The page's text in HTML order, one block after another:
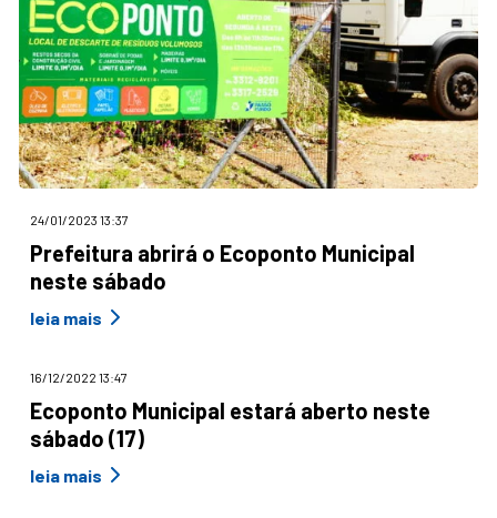
24/01/2023 13:37
Prefeitura abrirá o Ecoponto Municipal
neste sábado
leia mais
16/12/2022 13:47
Ecoponto Municipal estará aberto neste
sábado (17)
leia mais